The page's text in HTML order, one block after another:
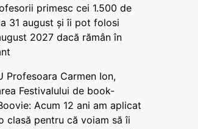
primesc cei 1.500 de
31 august și îi pot folosi
2027 dacă rămân în
Profesoara Carmen Ion,
Festivalului de book-
Acum 12 ani am aplicat
clasă pentru că voiam să îi